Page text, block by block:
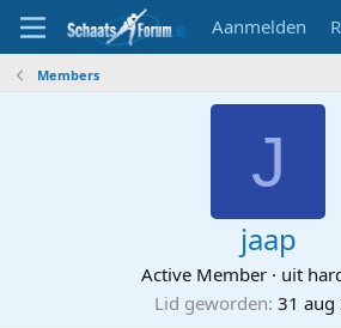
Aanmelden
Members
J
jaap
Active Member · uit
Lid geworden 31 aug